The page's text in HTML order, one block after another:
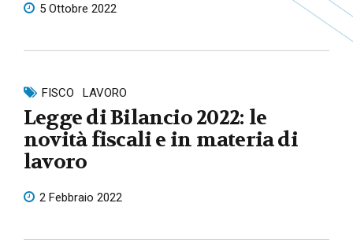
5 Ottobre 2022
FISCO LAVORO
Legge di Bilancio 2022: le
novità fiscali e in materia di
lavoro
2 Febbraio 2022